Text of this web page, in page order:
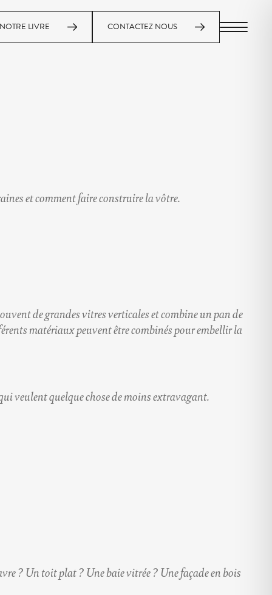
LIVRE CONTACTEZ NOUS MENU
et comment faire construire la vôtre.
de grandes vitres verticales et combine un pan de
matériaux peuvent être combinés pour embellir la
veulent quelque chose de moins extravagant.
? Un toit plat ? Une baie vitrée ? Une façade en bois